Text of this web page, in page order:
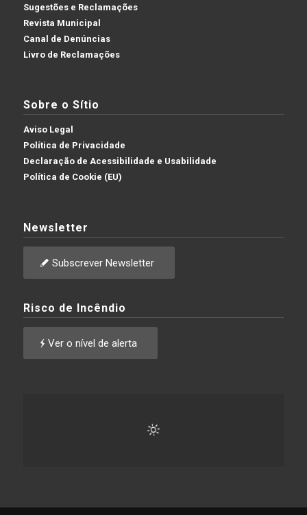
Sugestões e Reclamações
Revista Municipal
Canal de Denúncias
Livro de Reclamações
Sobre o Sítio
Aviso Legal
Política de Privacidade
Declaração de Acessibilidade e Usabilidade
Política de Cookie (EU)
Newsletter
Subscrever Newsletter
Risco de Incêndio
Ver o nível de alerta